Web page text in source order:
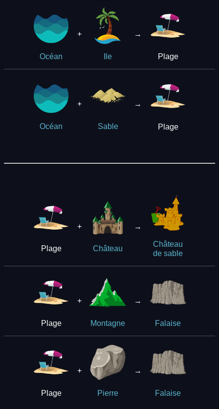
Océan
+
Ile
→
Plage
Océan
+
Sable
→
Plage
Plage
+
Château
→
Château
de sable
Plage
+
Montagne
→
Falaise
Plage
+
Pierre
→
Falaise